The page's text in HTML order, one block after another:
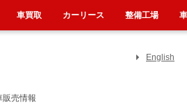
売情報
English
車買取 カーリース 整備工場